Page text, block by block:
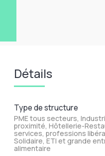
Détails
Type de structure
PME tous secteurs,
proximité, Hôtellerie-
services, professions
Solidaire, ETI et grande
alimentaire